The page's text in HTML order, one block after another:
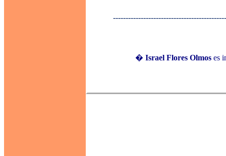
� Israel Flores Olmos es